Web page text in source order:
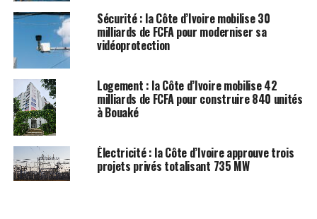
Sécurité : la Côte d’Ivoire mobilise 30
milliards de FCFA pour moderniser sa
vidéoprotection
Logement : la Côte d’Ivoire mobilise 42
milliards de FCFA pour construire 840 unités
à Bouaké
Électricité : la Côte d’Ivoire approuve trois
projets privés totalisant 735 MW